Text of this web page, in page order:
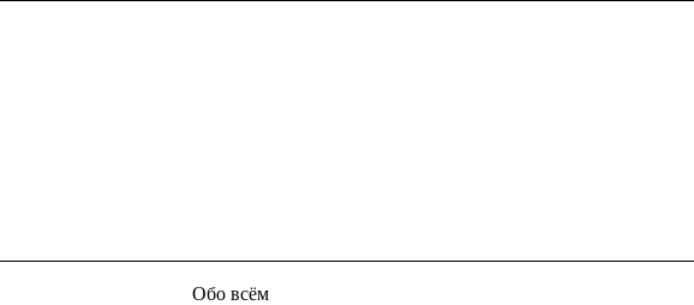
Обо всём